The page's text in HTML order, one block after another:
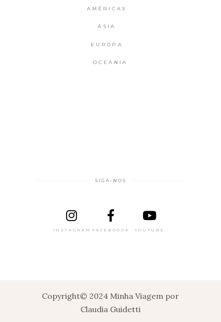
AMÉRICAS
ÁSIA
EUROPA
OCEANIA
SIGA-NOS
INSTAGRAM FACEBOOOK YOUTUBE
Copyright© 2024 Minha Viagem por
Claudia Guidetti